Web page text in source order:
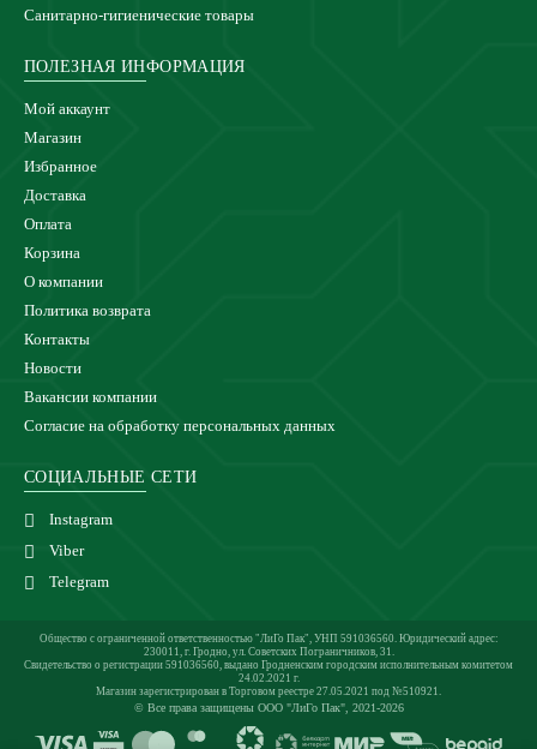
Санитарно-гигиенические товары
ПОЛЕЗНАЯ ИНФОРМАЦИЯ
Мой аккаунт
Магазин
Избранное
Доставка
Оплата
Корзина
О компании
Политика возврата
Контакты
Новости
Вакансии компании
Согласие на обработку персональных данных
СОЦИАЛЬНЫЕ СЕТИ
Instagram
Viber
Telegram
Общество с ограниченной ответственностью "ЛиГо Пак", УНП 591036560. Юридический адрес:
230011, г. Гродно, ул. Советских Пограничников, 31.
Свидетельство о регистрации 591036560, выдано Гродненским городским исполнительным комитетом
24.02.2021 г.
Магазин зарегистрирован в Торговом реестре 27.05.2021 под №510921.
© Все права защищены ООО "ЛиГо Пак", 2021-2026